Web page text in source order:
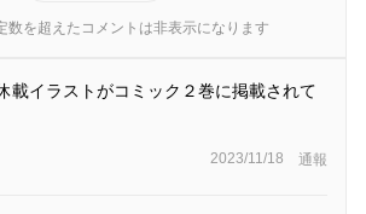
を超えたコメントは非表示になります
載イラストがコミック２巻に掲載されて
2023/11/18 通報